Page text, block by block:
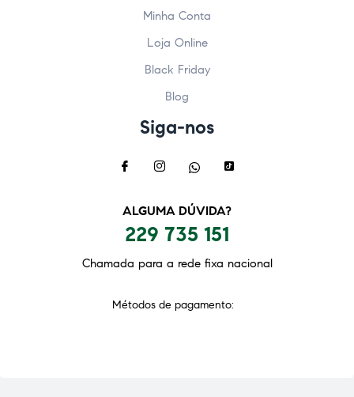
Minha Conta
Loja Online
Black Friday
Blog
Siga-nos
ALGUMA DÚVIDA?
229 735 151
Chamada para a rede fixa nacional
Métodos de pagamento: